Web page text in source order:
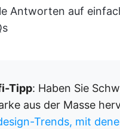
Antworten auf
Tipp: Haben Sie
aus der Masse
Trends, mit